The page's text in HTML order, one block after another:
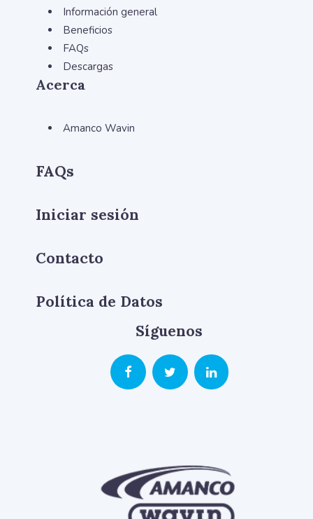
Información general
Beneficios
FAQs
Descargas
Acerca
Amanco Wavin
FAQs
Iniciar sesión
Contacto
Política de Datos
Síguenos